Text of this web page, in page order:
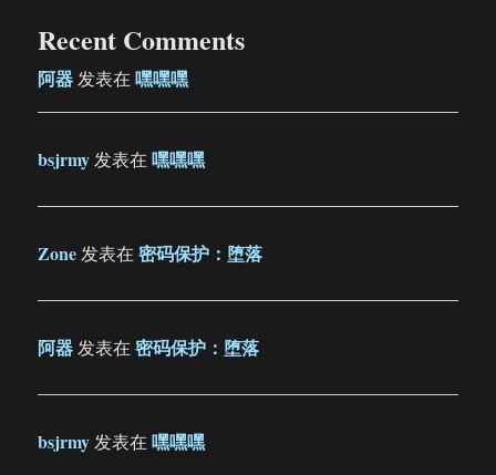
Recent Comments
阿器发表在嘿嘿嘿
bsjrmy发表在嘿嘿嘿
Zone发表在密码保护：堕落
阿器发表在密码保护：堕落
bsjrmy发表在嘿嘿嘿